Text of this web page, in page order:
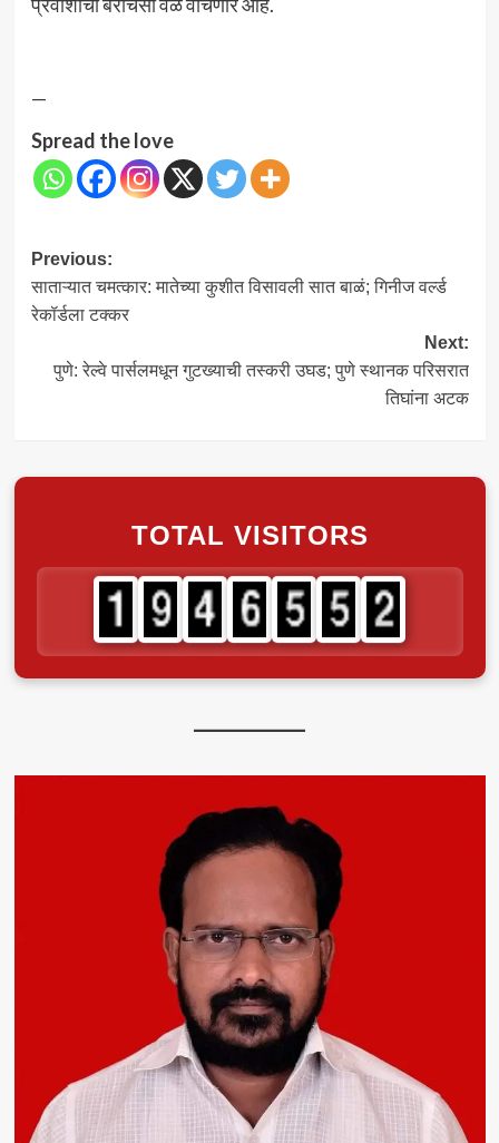
—
Spread the love
Post
navigation
Previous:
साताऱ्यात चमत्कार: मातेच्या कुशीत विसावली सात बाळं; गिनीज वर्ल्ड
रेकॉर्डला टक्कर
Next:
पुणे: रेल्वे पार्सलमधून गुटख्याची तस्करी उघड; पुणे स्थानक परिसरात
तिघांना अटक
TOTAL VISITORS